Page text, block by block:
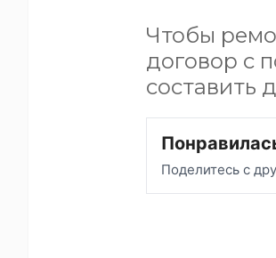
Чтобы
договор с
составить
Поделитесь с